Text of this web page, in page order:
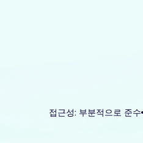
접근성: 부분적으로 준수